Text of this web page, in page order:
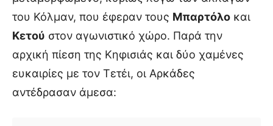
του Κόλμαν, που έφεραν τους Μπαρτόλο και
Κετού στον αγωνιστικό χώρο. Παρά την
αρχική πίεση της Κηφισιάς και δύο χαμένες
ευκαιρίες με τον Τετέι, οι Αρκάδες
αντέδρασαν άμεσα: